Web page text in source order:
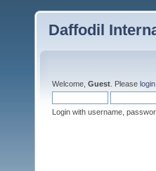
Daffodil
Welcome, Guest . Please login
Login with username,